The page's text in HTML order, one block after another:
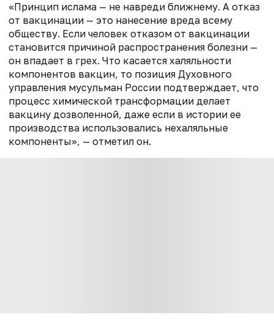
«Принцип ислама — не навреди ближнему. А отказ
от вакцинации — это нанесение вреда всему
обществу. Если человек отказом от вакцинации
становится причиной распространения болезни —
он впадает в грех. Что касается халяльности
компонентов вакцин, то позиция Духовного
управления мусульман России подтверждает, что
процесс химической трансформации делает
вакцину дозволенной, даже если в истории ее
производства использовались нехаляльные
компоненты», — отметил он.